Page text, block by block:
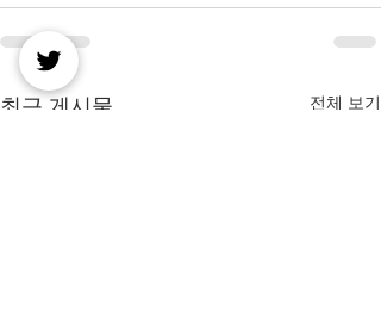
최근 게시물 전체 보기